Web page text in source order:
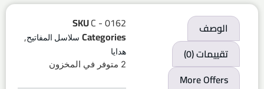
الوصف
تقييمات (0)
More Offers
SKUC - 0162
Categories سلاسل المفاتيح,
هدايا
2 متوفر في المخزون